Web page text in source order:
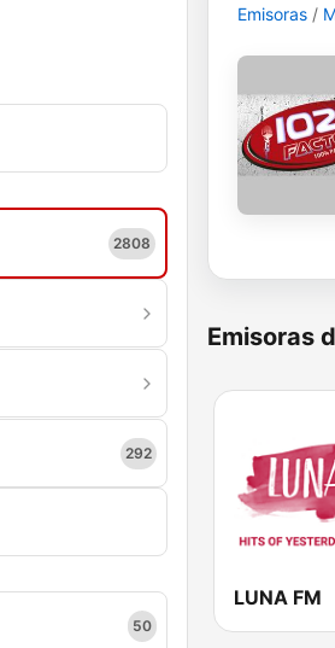
2808
292
50
Emisoras
Emisoras
LUNA FM